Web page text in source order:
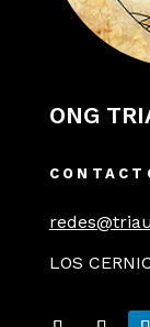
ONG
LOS